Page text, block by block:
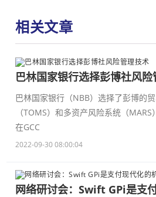
相关文章
巴林国家银行选择彭博社风
巴林国家银行（NBB）选择了彭博的
（TOMS）和多资产风险系统（
在GCC
2022-09-30 08:00:04
网络研讨会：Swift GPi是支